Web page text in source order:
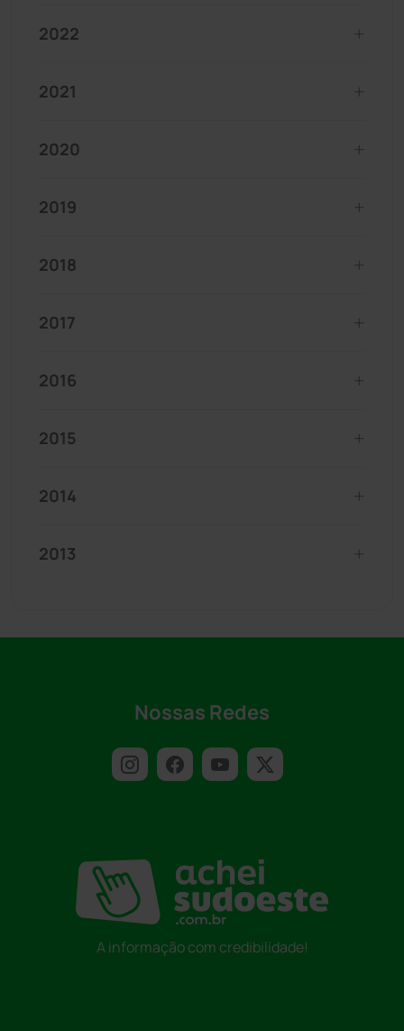
2022
2021
2020
2019
2018
2017
2016
2015
2014
2013
Nossas Redes
A informação com credibilidade!